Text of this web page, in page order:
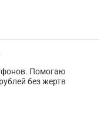
Помогаю
без жертв